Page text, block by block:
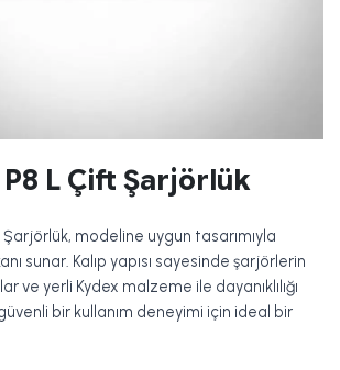
P8 L Çift Şarjörlük
modeline uygun tasarımıyla
sunar. Kalıp yapısı sayesinde şarjörlerin
ve yerli Kydex malzeme ile dayanıklılığı
bir kullanım deneyimi için ideal bir